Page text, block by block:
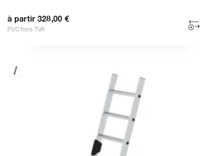
à partir 328,00 €
PVC hors TVA